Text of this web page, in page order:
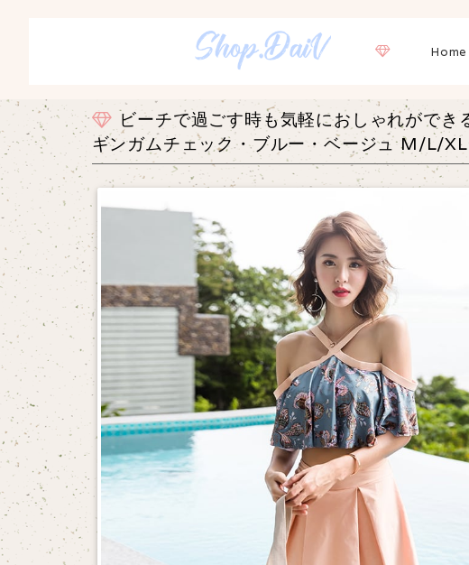
Home
ビーチで過ごす時も気軽におしゃれがで
ギンガムチェック・ブルー・ベージュ M/L/XL